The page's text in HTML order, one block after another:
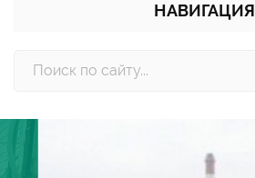
НАВИГАЦИЯ